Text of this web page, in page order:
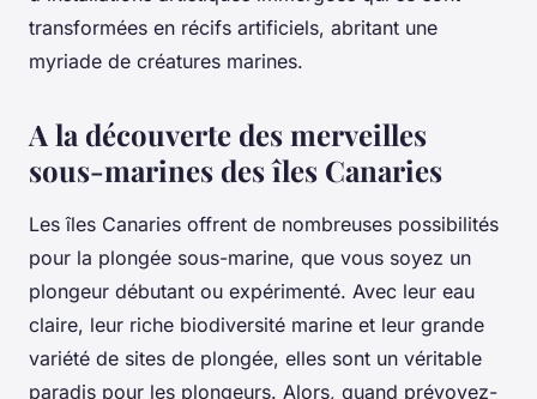
transformées en récifs artificiels, abritant une
myriade de créatures marines.
A la découverte des merveilles
sous-marines des îles Canaries
Les îles Canaries offrent de nombreuses possibilités
pour la plongée sous-marine, que vous soyez un
plongeur débutant ou expérimenté. Avec leur eau
claire, leur riche biodiversité marine et leur grande
variété de sites de plongée, elles sont un véritable
paradis pour les plongeurs. Alors, quand prévoyez-